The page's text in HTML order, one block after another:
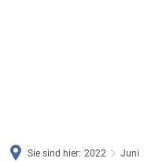
Sie sind hier: 2022 Juni